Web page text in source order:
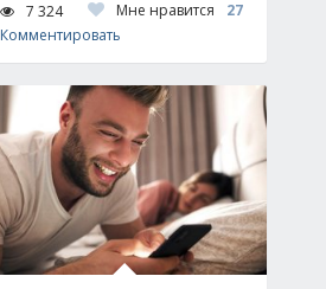
7 324 Мне нравится
27
Комментировать